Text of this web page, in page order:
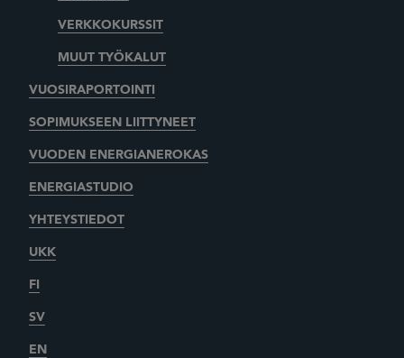
VERKKOKURSSIT
MUUT TYÖKALUT
VUOSIRAPORTOINTI
SOPIMUKSEEN LIITTYNEET
VUODEN ENERGIANEROKAS
ENERGIASTUDIO
YHTEYSTIEDOT
UKK
FI
SV
EN